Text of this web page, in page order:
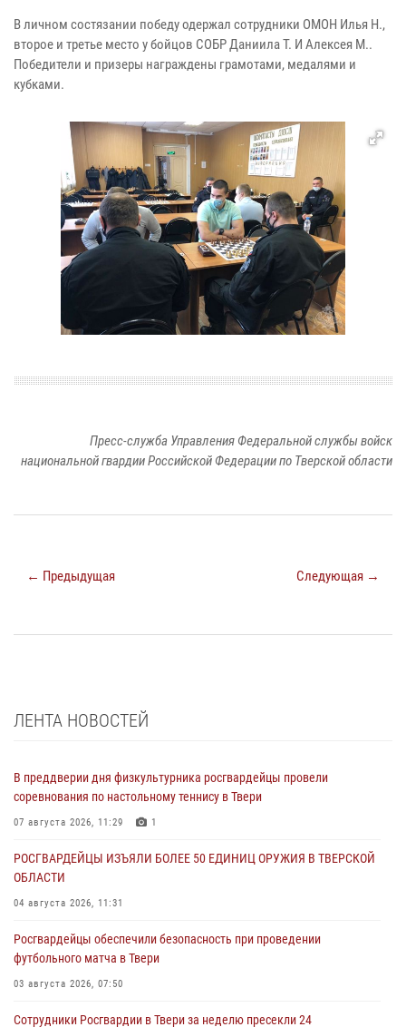
В личном состязании победу одержал сотрудники ОМОН Илья Н.,
второе и третье место у бойцов СОБР Даниила Т. И Алексея М..
Победители и призеры награждены грамотами, медалями и
кубками.
Пресс-служба Управления Федеральной службы войск
национальной гвардии Российской Федерации по Тверской области
← Предыдущая Следующая →
ЛЕНТА НОВОСТЕЙ
В преддверии дня физкультурника росгвардейцы провели
соревнования по настольному теннису в Твери
07 августа 2026, 11:29 1
РОСГВАРДЕЙЦЫ ИЗЪЯЛИ БОЛЕЕ 50 ЕДИНИЦ ОРУЖИЯ В ТВЕРСКОЙ
ОБЛАСТИ
04 августа 2026, 11:31
Росгвардейцы обеспечили безопасность при проведении
футбольного матча в Твери
03 августа 2026, 07:50
Сотрудники Росгвардии в Твери за неделю пресекли 24